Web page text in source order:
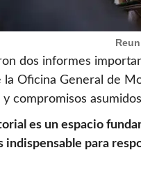
dos informes
la Oficina General de
compromisos
es un espacio
indispensable para